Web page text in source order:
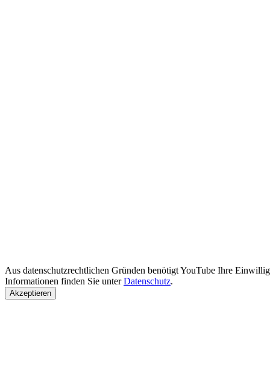
Aus datenschutzrechtlichen Gründen benötigt YouTube Ihre
Informationen finden Sie unterDatenschutz.
Akzeptieren